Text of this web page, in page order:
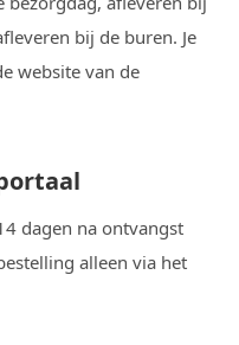
bij de buren. Je
website van de
dagen na ontvangst
alleen via het